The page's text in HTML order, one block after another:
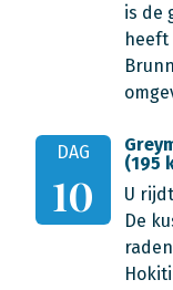
is de
heeft
DAG
10
(195
U
De